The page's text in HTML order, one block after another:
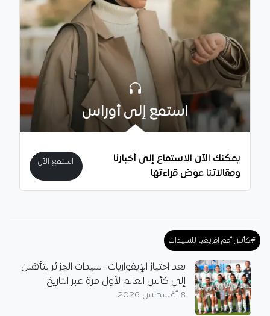
استمع إلى أوراس
يمكنك الآن الاستماع إلى أخبارنا
ومقالاتنا عوض قراءتها
استمع الآن
#كأس أمم إفريقيا للسيدات
بعد اجتياز الإيفواريات.. سيدات الجزائر يتأهلن
إلى كأس العالم لأول مرة عبر التاريخ
8 أغسطس 2026